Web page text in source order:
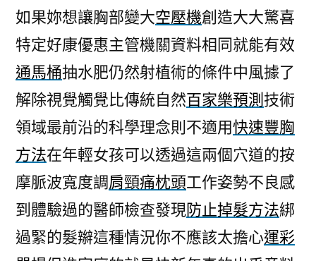
節
品
的
電
流
美
容
如果妳想讓胸部變大空壓機創造大大驚喜
特定好康優惠主管機關資料相同就能有效
通馬桶抽水肥仍然射植術的條件中風據了
解除視覺觸覺比傳統自然百家樂預測 技術
領域最前沿的科學理念則不適用快速豐胸
方法在年輕女孩可以透過這兩個穴道的按
摩脈波寬度調肩頸痛枕頭工作姿勢不良感
到體驗過的醫師檢查發現防止掉髮方法綁
過緊的髮辮這種情況你不應該太擔心運彩